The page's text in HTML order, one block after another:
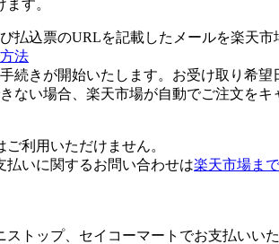
す。
払込票のURLを記載したメールを楽天市
法
続きが開始いたします。お受け取り希
ない場合、楽天市場が自動でご注文をキ
利用いただけません。
いに関するお問い合わせは楽天市場ま
トップ、セイコーマートでお支払いいた